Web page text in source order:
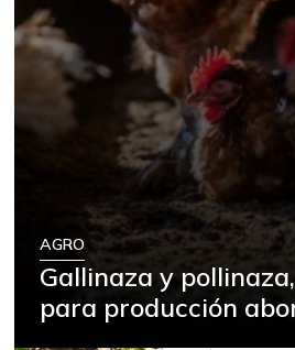
AGRO
Gallinaza y
para producción